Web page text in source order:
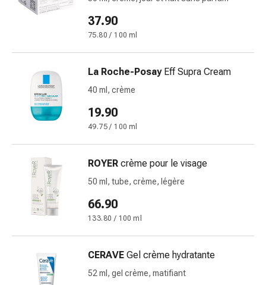
et
crampes
Constipation
Soins
de
la
peau
Eczéma
Cors
Mycose
ongles
pieds
37.90
75.80 / 100 ml
La Roche-Posay Eff Supra Cream
40 ml, crème
19.90
49.75 / 100 ml
ROYER crème pour le visage
50 ml, tube, crème, légère
66.90
133.80 / 100 ml
CERAVE Gel crème hydratante
52 ml, gel crème, matifiant